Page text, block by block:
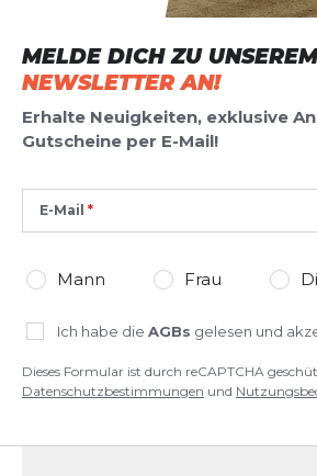
MELDE DICH ZU UNSEREM
NEWSLETTER AN!
Erhalte Neuigkeiten, exklusive
Gutscheine per E-Mail!
E-Mail
Mann Frau
Ich habe die AGBs gelesen und
Dieses Formular ist durch reCAPTCHA
Datenschutzbestimmungen und